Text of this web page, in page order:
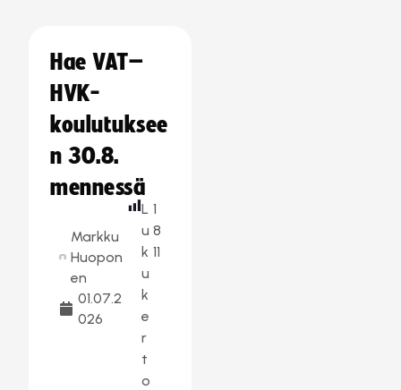
Hae VAT–
HVK-
koulutuksee
n 30.8.
mennessä
Markku
Huopon
en
01.07.2
026
L
u
k
u
k
e
r
t
o
1
8
11